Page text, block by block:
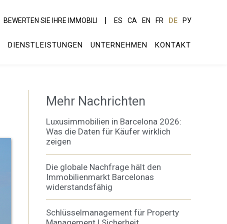
BEWERTEN SIE IHRE IMMOBILI ES CA EN FR DE РУ
DIENSTLEISTUNGEN UNTERNEHMEN KONTAKT
Mehr Nachrichten
Luxusimmobilien in Barcelona 2026:
Was die Daten für Käufer wirklich
zeigen
Die globale Nachfrage hält den
Immobilienmarkt Barcelonas
widerstandsfähig
Schlüsselmanagement für Property